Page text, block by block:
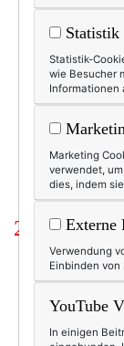
berlin,
2
Hans-
Hallo Susi,
dein
Statistik
Statistik-
wie Besucher
Informationen
Marketing
verwendet,
dies, indem
Externe
Verwendung
Einbinden
YouTube
In einigen